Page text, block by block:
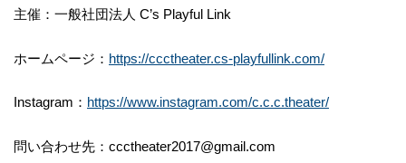
主催：一般社団法人 C’s Playful Link
ホームページ： https://ccctheater.cs-playfullink.com/
Instagram： https://www.instagram.com/c.c.c.theater/
問い合わせ先：ccctheater2017@gmail.com